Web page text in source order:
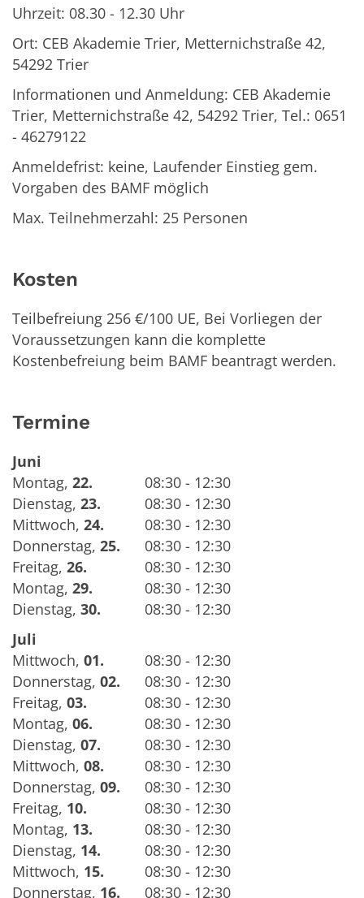
Uhrzeit: 08.30 - 12.30 Uhr
Ort: CEB Akademie Trier, Metternichstraße 42,
54292 Trier
Informationen und Anmeldung: CEB Akademie
Trier, Metternichstraße 42, 54292 Trier, Tel.: 0651
- 46279122
Anmeldefrist: keine, Laufender Einstieg gem.
Vorgaben des BAMF möglich
Max. Teilnehmerzahl: 25 Personen
Kosten
Teilbefreiung 256 €/100 UE, Bei Vorliegen der
Voraussetzungen kann die komplette
Kostenbefreiung beim BAMF beantragt werden.
Termine
Juni
Montag, 22.
08:30 - 12:30
Dienstag, 23.
08:30 - 12:30
Mittwoch, 24.
08:30 - 12:30
Donnerstag, 25.
08:30 - 12:30
Freitag, 26.
08:30 - 12:30
Montag, 29.
08:30 - 12:30
Dienstag, 30.
08:30 - 12:30
Juli
Mittwoch, 01.
08:30 - 12:30
Donnerstag, 02.
08:30 - 12:30
Freitag, 03.
08:30 - 12:30
Montag, 06.
08:30 - 12:30
Dienstag, 07.
08:30 - 12:30
Mittwoch, 08.
08:30 - 12:30
Donnerstag, 09.
08:30 - 12:30
Freitag, 10.
08:30 - 12:30
Montag, 13.
08:30 - 12:30
Dienstag, 14.
08:30 - 12:30
Mittwoch, 15.
08:30 - 12:30
Donnerstag, 16. 08:30 - 12:30